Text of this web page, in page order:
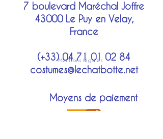
Mentions légales
7 boulevard Maréchal Joffre
43000 Le Puy en Velay,
France
(+33)04 71 01 02 84
costumes@lechatbotte.net
Moyens de paiement